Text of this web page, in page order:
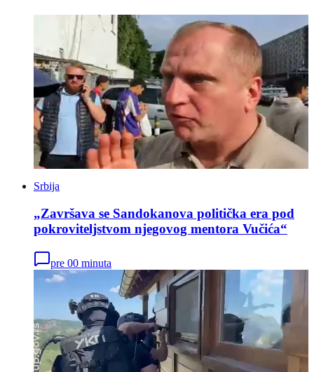
Srbija
„Završava se Sandokanova politička era pod
pokroviteljstvom njegovog mentora Vučića“
pre 00 minuta